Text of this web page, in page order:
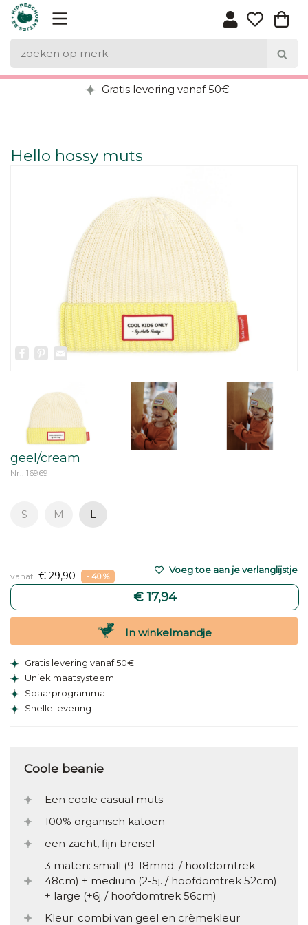
Gratis levering vanaf 50€
Hello hossy muts
Facebook
Pinterest
Email
geel/cream
Nr.: 16969
S M L
vanaf € 29,90 - 40 %
€ 17,94
Voeg toe aan je verlanglijstje
In winkelmandje
Gratis levering vanaf 50€
Uniek maatsysteem
Spaarprogramma
Snelle levering
Coole beanie
Een coole casual muts
100% organisch katoen
een zacht, fijn breisel
3 maten: small (9-18mnd. / hoofdomtrek
48cm) + medium (2-5j. / hoofdomtrek 52cm)
+ large (+6j./ hoofdomtrek 56cm)
Kleur: combi van geel en crèmekleur